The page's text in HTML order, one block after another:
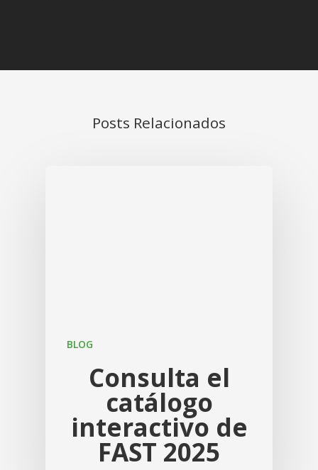
Posts Relacionados
BLOG
Consulta el
catálogo
interactivo de
FAST 2025